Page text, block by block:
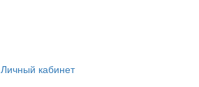
Личный кабинет